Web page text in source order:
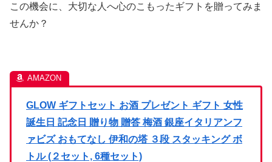
この機会に、大切な人へ心のこもったギフトを贈ってみま
せんか？
GLOW ギフトセット お酒 プレゼント ギフト 女性
誕生日 記念日 贈り物 贈答 梅酒 銀座イタリアンフ
ァビズ おもてなし 伊和の塔 ３段 スタッキング ボ
トル (２セット, 6種セット)